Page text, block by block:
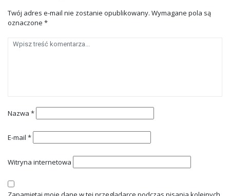
Twój adres e-mail nie zostanie opublikowany. Wymagane pola są
oznaczone *
Nazwa *
E-mail *
Witryna internetowa